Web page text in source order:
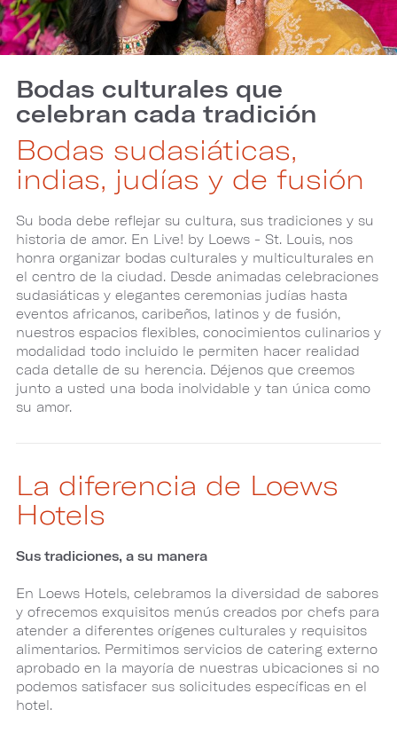
Bodas culturales que
celebran cada tradición
Bodas sudasiáticas,
indias, judías y de fusión
Su boda debe reflejar su cultura, sus tradiciones y su
historia de amor. En Live! by Loews - St. Louis, nos
honra organizar bodas culturales y multiculturales en
el centro de la ciudad. Desde animadas celebraciones
sudasiáticas y elegantes ceremonias judías hasta
eventos africanos, caribeños, latinos y de fusión,
nuestros espacios flexibles, conocimientos culinarios y
modalidad todo incluido le permiten hacer realidad
cada detalle de su herencia. Déjenos que creemos
junto a usted una boda inolvidable y tan única como
su amor.
La diferencia de Loews
Hotels
Sus tradiciones, a su manera
En Loews Hotels, celebramos la diversidad de sabores
y ofrecemos exquisitos menús creados por chefs para
atender a diferentes orígenes culturales y requisitos
alimentarios. Permitimos servicios de catering externo
aprobado en la mayoría de nuestras ubicaciones si no
podemos satisfacer sus solicitudes específicas en el
hotel.